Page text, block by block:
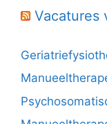
Vacatures